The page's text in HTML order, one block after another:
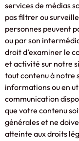
services de médias
pas filtrer ou
personnes peuvent
ou par son
droit d’examiner le
et activité sur notre
tout contenu à notre
informations ou en
communication
que votre contenu
générales et ne
atteinte aux droits